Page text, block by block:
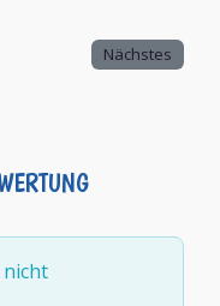
Nächstes
nicht